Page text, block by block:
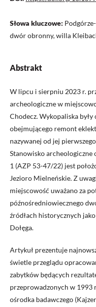
Słowa kluczowe:
dwór obronny, willa
Abstrakt
W lipcu i sierpniu 2023 r.
archeologiczne w
Chodecz. Wykopaliska
obejmującego remont
nazywanej od jej
Stanowisko archeologiczne
1 (AZP 53-47/22) jest
Jezioro Mielneńskie. Z
miejscowość uważano za
późnośredniowiecznego
źródłach historycznych jako
Dołęga.
Artykuł prezentuje
świetle przeglądu
zabytków będących
przeprowadzonych w 1993
ośrodka badawczego